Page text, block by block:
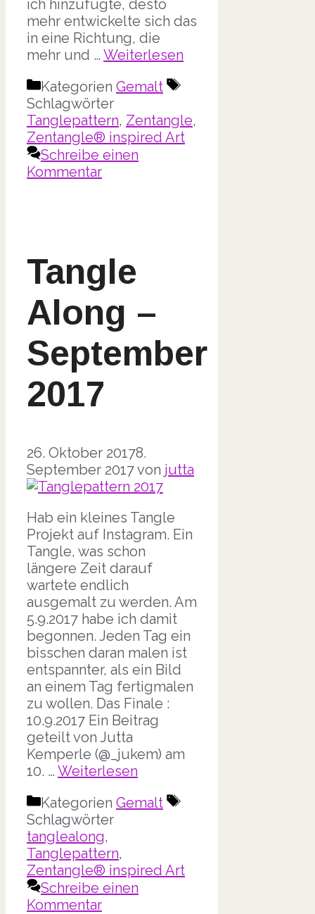
ich hinzufügte, desto
mehr entwickelte sich das
in eine Richtung, die
mehr und … Weiterlesen
Kategorien Gemalt
Schlagwörter
Tanglepattern, Zentangle,
Zentangle® inspired Art
Schreibe einen
Kommentar
Tangle
Along –
September
2017
26. Oktober 20178.
September 2017von jutta
Hab ein kleines Tangle
Projekt auf Instagram. Ein
Tangle, was schon
längere Zeit darauf
wartete endlich
ausgemalt zu werden. Am
5.9.2017 habe ich damit
begonnen. Jeden Tag ein
bisschen daran malen ist
entspannter, als ein Bild
an einem Tag fertigmalen
zu wollen. Das Finale :
10.9.2017 Ein Beitrag
geteilt von Jutta
Kemperle (@_jukem) am
10. … Weiterlesen
Kategorien Gemalt
Schlagwörter
tanglealong,
Tanglepattern,
Zentangle® inspired Art
Schreibe einen
Kommentar